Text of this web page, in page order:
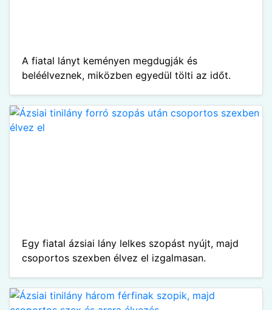
A fiatal lányt keményen megdugják és
beléélveznek, miközben egyedül tölti az időt.
Egy fiatal ázsiai lány lelkes szopást nyújt, majd
csoportos szexben élvez el izgalmasan.